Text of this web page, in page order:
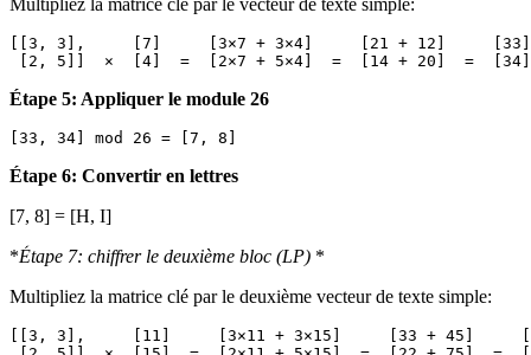
[[3, 3],     [7]     [3×7 + 3×4]     [21 + 12]     [33]
Étape 5: Appliquer le module 26
Étape 6: Convertir en lettres
[7, 8] = [H, I]
*Étape 7: chiffrer le deuxième bloc (LP) *
Multipliez la matrice clé par le deuxième vecteur de texte simple:
[[3, 3],     [11]     [3×11 + 3×15]     [33 + 45]